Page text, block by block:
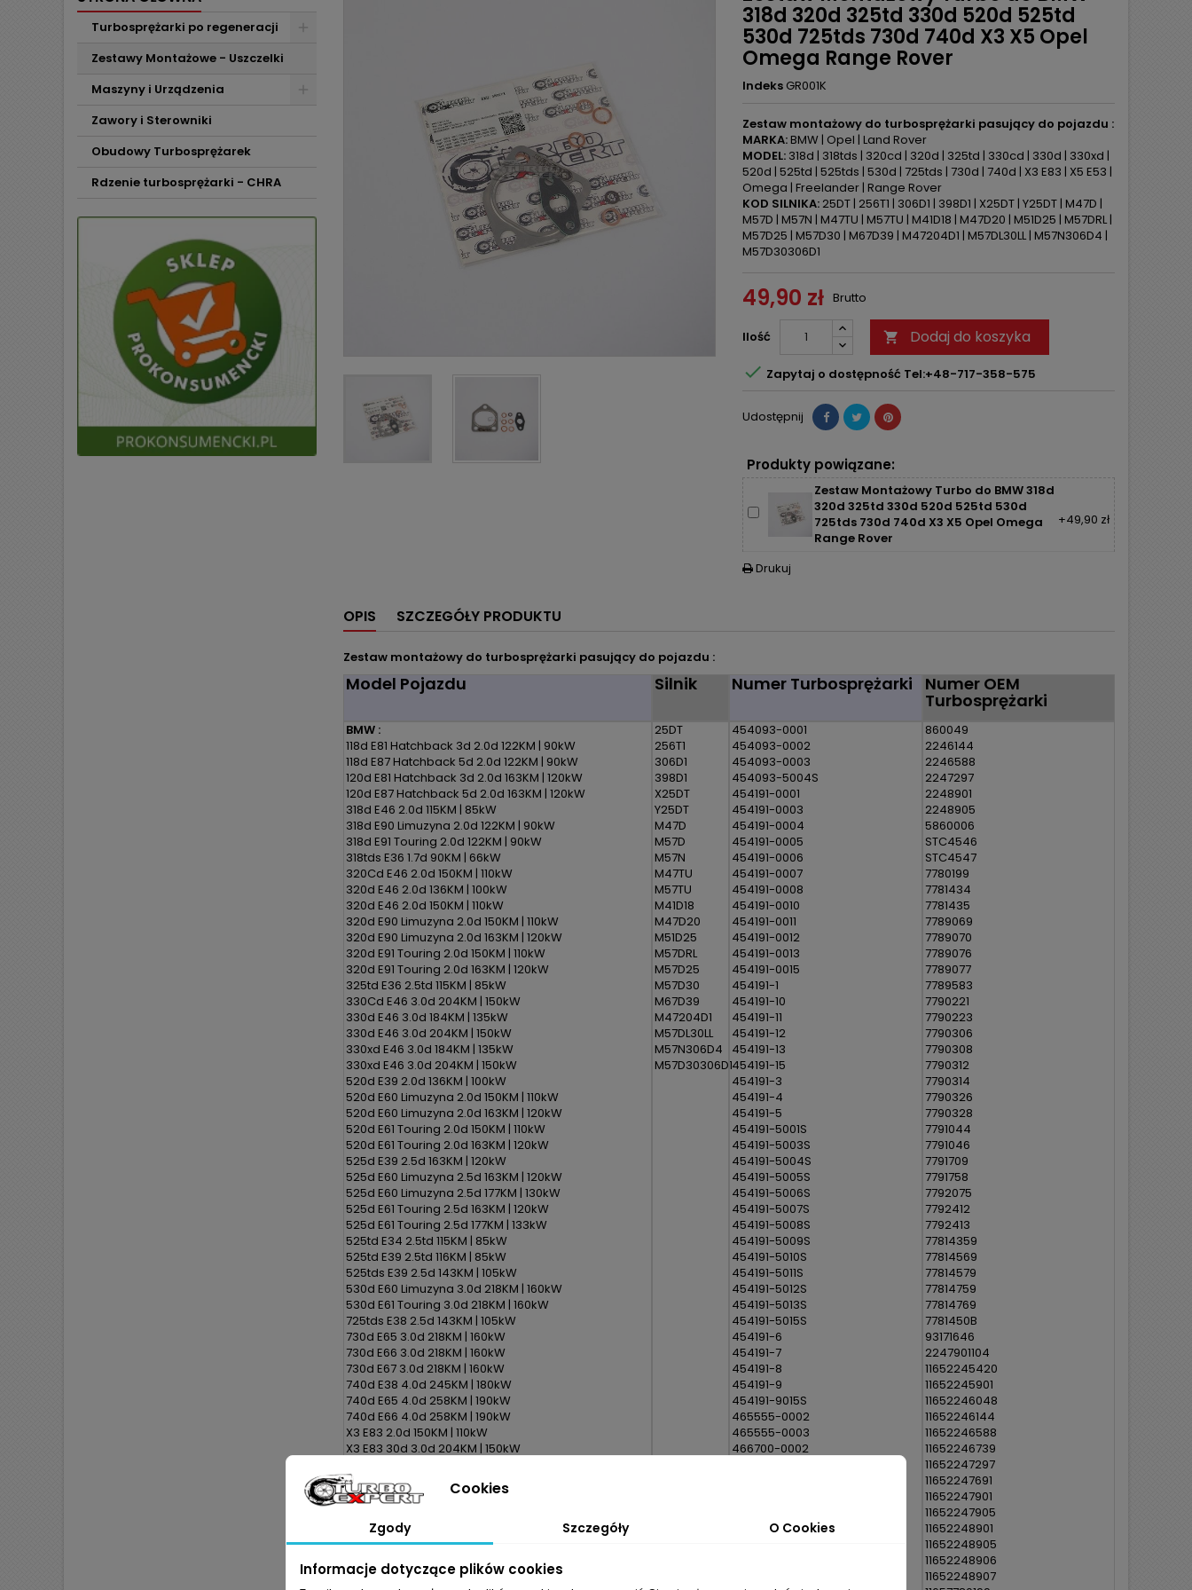
Turbosprężarki po regeneracji
Zestawy Montażowe - Uszczelki
Maszyny i Urządzenia
Zawory i Sterowniki
Obudowy Turbosprężarek
Rdzenie turbosprężarki - CHRA
318d 320d 325td 330d 520d 525td
530d 725tds 730d 740d X3 X5 Opel
Omega Range Rover
Indeks GR001K
Zestaw montażowy do turbosprężarki pasujący do pojazdu :
MARKA:BMW | Opel | Land Rover
MODEL: 318d | 318tds | 320cd | 320d | 325td | 330cd | 330d | 330xd |
520d | 525td | 525tds | 530d | 725tds | 730d | 740d | X3 E83 | X5 E53 |
Omega | Freelander | Range Rover
KOD SILNIKA: 25DT | 256T1 | 306D1 | 398D1 | X25DT | Y25DT | M47D |
M57D | M57N | M47TU | M57TU | M41D18 | M47D20 | M51D25 | M57DRL |
M57D25 | M57D30 | M67D39 | M47204D1 | M57DL30LL | M57N306D4 |
M57D30306D1
49,90 zł Brutto
Ilość  Dodaj do koszyka
 Zapytaj o dostępność Tel:+48-717-358-575
Udostępnij
Produkty powiązane:
Zestaw Montażowy Turbo do BMW 318d
320d 325td 330d 520d 525td 530d
725tds 730d 740d X3 X5 Opel Omega
Range Rover
+49,90 zł
 Drukuj
OPIS SZCZEGÓŁY PRODUKTU
Zestaw montażowy do turbosprężarki pasujący do pojazdu :
Model Pojazdu Silnik Numer Turbosprężarki Numer OEM
Turbosprężarki
BMW :
118d E81 Hatchback 3d 2.0d 122KM | 90kW
118d E87 Hatchback 5d 2.0d 122KM | 90kW
120d E81 Hatchback 3d 2.0d 163KM | 120kW
120d E87 Hatchback 5d 2.0d 163KM | 120kW
318d E46 2.0d 115KM | 85kW
318d E90 Limuzyna 2.0d 122KM | 90kW
318d E91 Touring 2.0d 122KM | 90kW
318tds E36 1.7d 90KM | 66kW
320Cd E46 2.0d 150KM | 110kW
320d E46 2.0d 136KM | 100kW
320d E46 2.0d 150KM | 110kW
320d E90 Limuzyna 2.0d 150KM | 110kW
320d E90 Limuzyna 2.0d 163KM | 120kW
320d E91 Touring 2.0d 150KM | 110kW
320d E91 Touring 2.0d 163KM | 120kW
325td E36 2.5td 115KM | 85kW
330Cd E46 3.0d 204KM | 150kW
330d E46 3.0d 184KM | 135kW
330d E46 3.0d 204KM | 150kW
330xd E46 3.0d 184KM | 135kW
330xd E46 3.0d 204KM | 150kW
520d E39 2.0d 136KM | 100kW
520d E60 Limuzyna 2.0d 150KM | 110kW
520d E60 Limuzyna 2.0d 163KM | 120kW
520d E61 Touring 2.0d 150KM | 110kW
520d E61 Touring 2.0d 163KM | 120kW
525d E39 2.5d 163KM | 120kW
525d E60 Limuzyna 2.5d 163KM | 120kW
525d E60 Limuzyna 2.5d 177KM | 130kW
525d E61 Touring 2.5d 163KM | 120kW
525d E61 Touring 2.5d 177KM | 133kW
525td E34 2.5td 115KM | 85kW
525td E39 2.5td 116KM | 85kW
525tds E39 2.5d 143KM | 105kW
530d E60 Limuzyna 3.0d 218KM | 160kW
530d E61 Touring 3.0d 218KM | 160kW
725tds E38 2.5d 143KM | 105kW
730d E65 3.0d 218KM | 160kW
730d E66 3.0d 218KM | 160kW
730d E67 3.0d 218KM | 160kW
740d E38 4.0d 245KM | 180kW
740d E65 4.0d 258KM | 190kW
740d E66 4.0d 258KM | 190kW
X3 E83 2.0d 150KM | 110kW
X3 E83 30d 3.0d 204KM | 150kW
X5 E53 3.0d 211KM | 155kW
X5 E53 3.0d 218KM | 160kW
OPEL :
Omega B 2.5 TD 130KM | 96kW
Omega B 2.5 DTI 150KM | 110kW
25DT
256T1
306D1
398D1
X25DT
Y25DT
M47D
M57D
M57N
M47TU
M57TU
M41D18
M47D20
M51D25
M57DRL
M57D25
M57D30
M67D39
M47204D1
M57DL30LL
M57N306D4
M57D30306D1
454093-0001
454093-0002
454093-0003
454093-5004S
454191-0001
454191-0003
454191-0004
454191-0005
454191-0006
454191-0007
454191-0008
454191-0010
454191-0011
454191-0012
454191-0013
454191-0015
454191-1
454191-10
454191-11
454191-12
454191-13
454191-15
454191-3
454191-4
454191-5
454191-5001S
454191-5003S
454191-5004S
454191-5005S
454191-5006S
454191-5007S
454191-5008S
454191-5009S
454191-5010S
454191-5011S
454191-5012S
454191-5013S
454191-5015S
454191-6
454191-7
454191-8
454191-9
454191-9015S
465555-0002
465555-0003
466700-0002
49135-05641
860049
2246144
2246588
2247297
2248901
2248905
5860006
STC4546
STC4547
7780199
7781434
7781435
7789069
7789070
7789076
7789077
7789583
7790221
7790223
7790306
7790308
7790312
7790314
7790326
7790328
7791044
7791046
7791709
7791758
7792075
7792412
7792413
77814359
77814569
77814579
77814759
77814769
7781450B
93171646
2247901104
11652245420
11652245901
11652246048
11652246144
11652246588
11652246739
11652247297
11652247691
11652247901
11652247905
11652248901
11652248905
11652248906
11652248907
Cookies
Zgody Szczegóły O Cookies
Informacje dotyczące plików cookies